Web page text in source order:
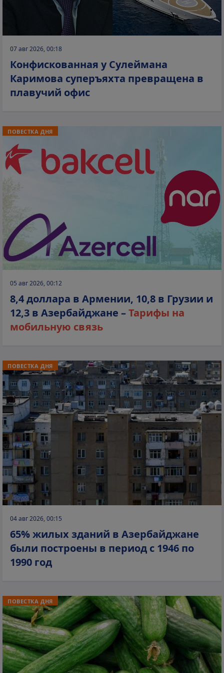
07 авг 2026, 00:18
Конфискованная у Сулеймана
Каримова суперъяхта превращена в
плавучий офис
ПОВЕСТКА ДНЯ
05 авг 2026, 00:12
8,4 доллара в Армении, 10,8 в Грузии и
12,3 в Азербайджане –Тарифы на
мобильную связь
ПОВЕСТКА ДНЯ
04 авг 2026, 00:15
65% жилых зданий в Азербайджане
были построены в период с 1946 по
1990 год
ПОВЕСТКА ДНЯ